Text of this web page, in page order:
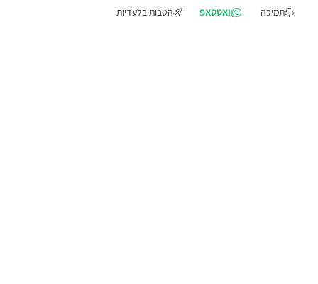
הטבות בלעדיות וואטסאפ תמיכה